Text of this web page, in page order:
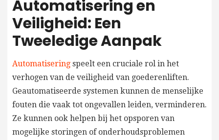
Automatisering en
Veiligheid: Een
Tweeledige Aanpak
Automatisering speelt een cruciale rol in het
verhogen van de veiligheid van goederenliften.
Geautomatiseerde systemen kunnen de menselijke
fouten die vaak tot ongevallen leiden, verminderen.
Ze kunnen ook helpen bij het opsporen van
mogelijke storingen of onderhoudsproblemen